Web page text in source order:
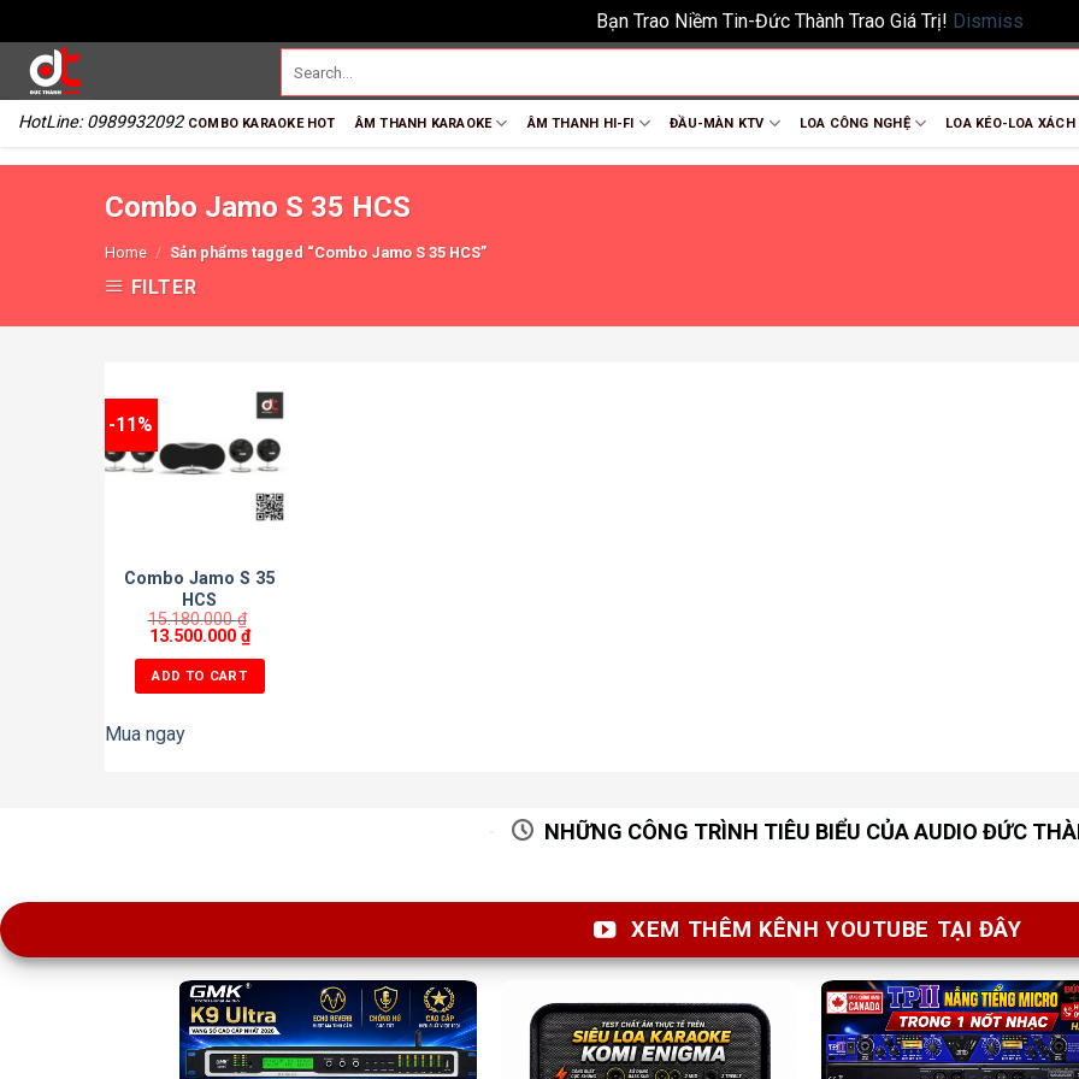
Bạn Trao Niềm Tin-Đức Thành Trao Giá Trị! Dismiss
HotLine: 0989932092 COMBO KARAOKE HOT ÂM THANH KARAOKE ÂM THANH HI-FI ĐẦU-MÀN KTV LOA CÔNG NGHỆ LOA KÉO-LOA XÁCH
Combo Jamo S 35 HCS
Home / Sản phẩms tagged “Combo Jamo S 35 HCS”
FILTER
-11%
Combo Jamo S 35
HCS
15.180.000₫
13.500.000 ₫
ADD TO CART
Mua ngay
NHỮNG CÔNG TRÌNH TIÊU BIỂU CỦA AUDIO ĐỨC
XEM THÊM KÊNH YOUTUBE TẠI ĐÂY